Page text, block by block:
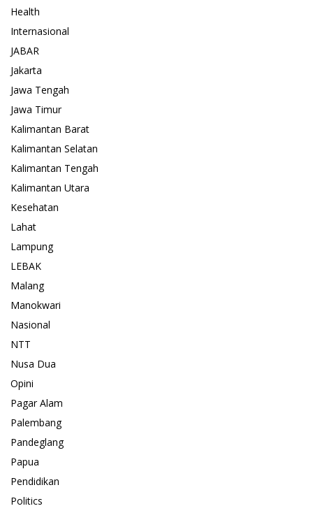
Health
Internasional
JABAR
Jakarta
Jawa Tengah
Jawa Timur
Kalimantan Barat
Kalimantan Selatan
Kalimantan Tengah
Kalimantan Utara
Kesehatan
Lahat
Lampung
LEBAK
Malang
Manokwari
Nasional
NTT
Nusa Dua
Opini
Pagar Alam
Palembang
Pandeglang
Papua
Pendidikan
Politics